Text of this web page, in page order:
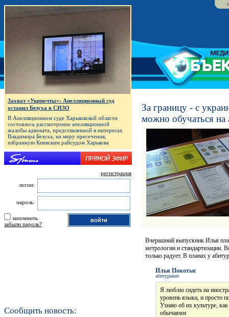
За границу - с
можно обучаться на
Вчерашний выпускник Илья
метрологии и стандартизации.
только радует. В планах у
Илья Покотыс
абитуриент
Я люблю сидеть на
уровень языка, и просто
Узнаю об их культуре,
обычаями
Захват «Укрпочты»: Апелляционный суд
оставил Безуха в СИЗО
В Апелляционном суде Харьковской области
состоялось рассмотрение апелляционной
жалобы адвоката, представленной в интересах
Владимира Безуха, на меру пресечения,
избранную Киевским райсудом Харькова
регистрация
логин:
пароль:
запомнить
забыли пароль?
Сообщить новость: